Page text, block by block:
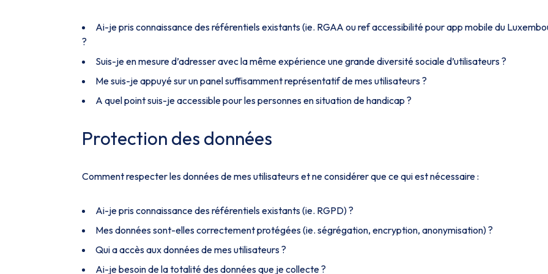
Ai-je pris connaissance des référentiels existants (ie. RGAA ou ref accessibilité pour app mobile du
?
Suis-je en mesure d’adresser avec la même expérience une grande diversité sociale d’utilisateurs ?
Me suis-je appuyé sur un panel suffisamment représentatif de mes utilisateurs ?
A quel point suis-je accessible pour les personnes en situation de handicap ?
Protection des données
Comment respecter les données de mes utilisateurs et ne considérer que ce qui est nécessaire :
Ai-je pris connaissance des référentiels existants (ie. RGPD) ?
Mes données sont-elles correctement protégées (ie. ségrégation, encryption, anonymisation) ?
Qui a accès aux données de mes utilisateurs ?
Ai-je besoin de la totalité des données que je collecte ?